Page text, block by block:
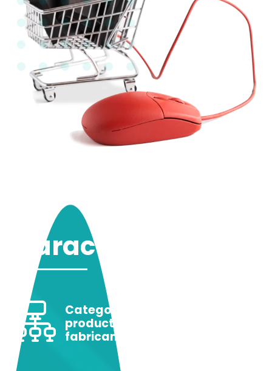
Características
Categorías ilimitadas,
productos, marcas -
fabricantes.